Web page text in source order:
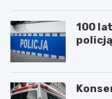
100